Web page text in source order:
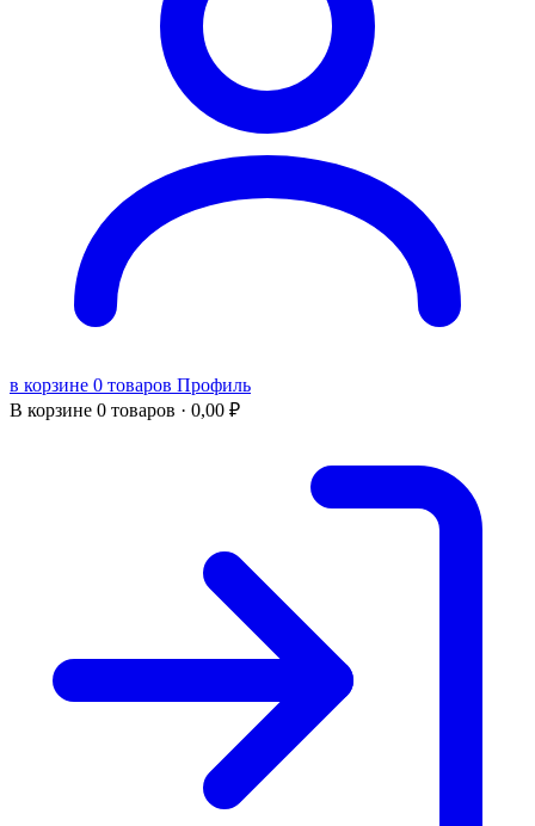
в корзине 0 товаров Профиль
В корзине 0 товаров · 0,00 ₽